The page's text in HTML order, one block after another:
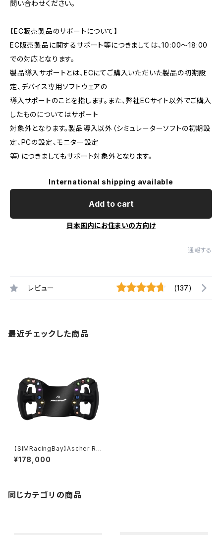
問い合わせください。
【EC販売製品のサポートについて】
EC販売製品に関するサポート等につきましては、10:00〜18:00
での対応となります。
製品導入サポートとは、ECにてご購入いただいた製品の初期設
定、デバイス専用ソフトウェアの
導入サポートのことを指します。また、弊社ECサイト以外でご購入
したものについてはサポート
対象外となります。製品導入以外（シミュレーターソフトの初期設
定、PCの設定、モニター設定
等）につきましてもサポート対象外となります。
International shipping available
Add to cart
日本国内にお住まいの方向け
通報する
レビュー (137)
最近チェックした商品
【SIMRacingBay】Ascher Ra
cing McLaren Artura SPOR
T-SC（マクラーレンGT4同形状
¥178,000
同じカテゴリの商品